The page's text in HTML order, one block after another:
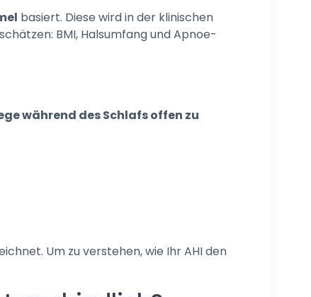
basiert. Diese wird in der klinischen
BMI, Halsumfang und Apnoe-
während des Schlafs offen zu
Um zu verstehen, wie Ihr AHI den